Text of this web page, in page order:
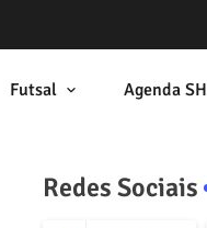
Futsal Agenda SH
Redes Sociais